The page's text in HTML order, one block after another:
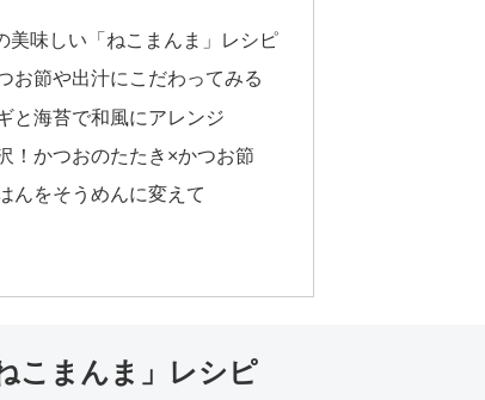
美味しい「ねこまんま」レシピ
節や出汁にこだわってみる
海苔で和風にアレンジ
かつおのたたき×かつお節
をそうめんに変えて
こまんま」レシピ